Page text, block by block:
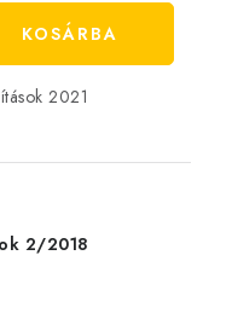
KOSÁRBA
2021
2/2018